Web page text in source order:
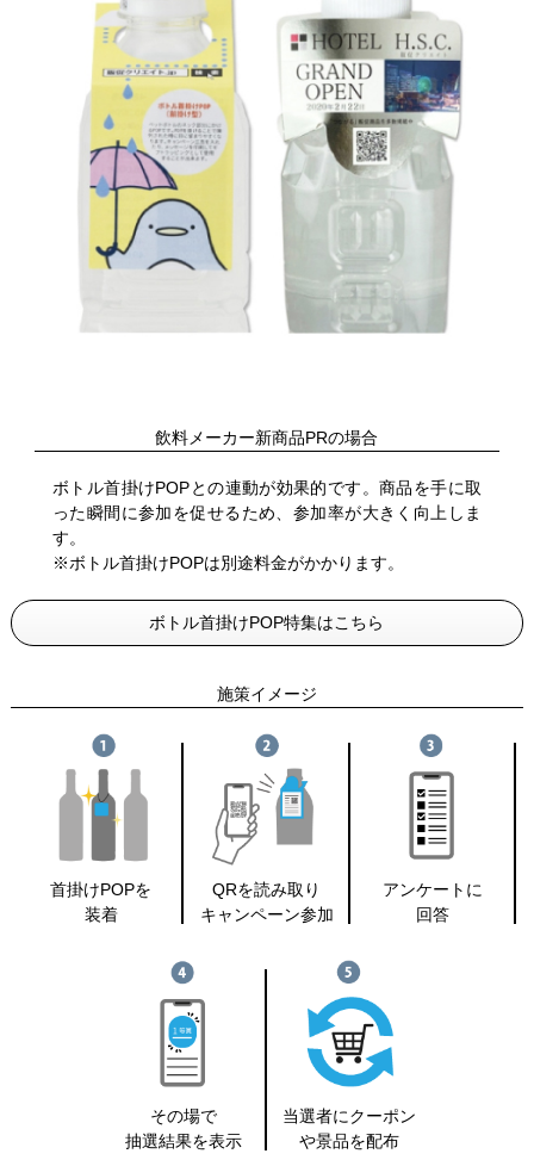
飲料メーカー新商品PRの場合
ボトル首掛けPOPとの連動が効果的です。商品を手に取
った瞬間に参加を促せるため、参加率が大きく向上しま
す。
※ボトル首掛けPOPは別途料金がかかります。
ボトル首掛けPOP特集はこちら
施策イメージ
首掛けPOPを
装着
QRを読み取り
キャンペーン参加
アンケートに
回答
その場で
抽選結果を表示
当選者にクーポン
や景品を配布